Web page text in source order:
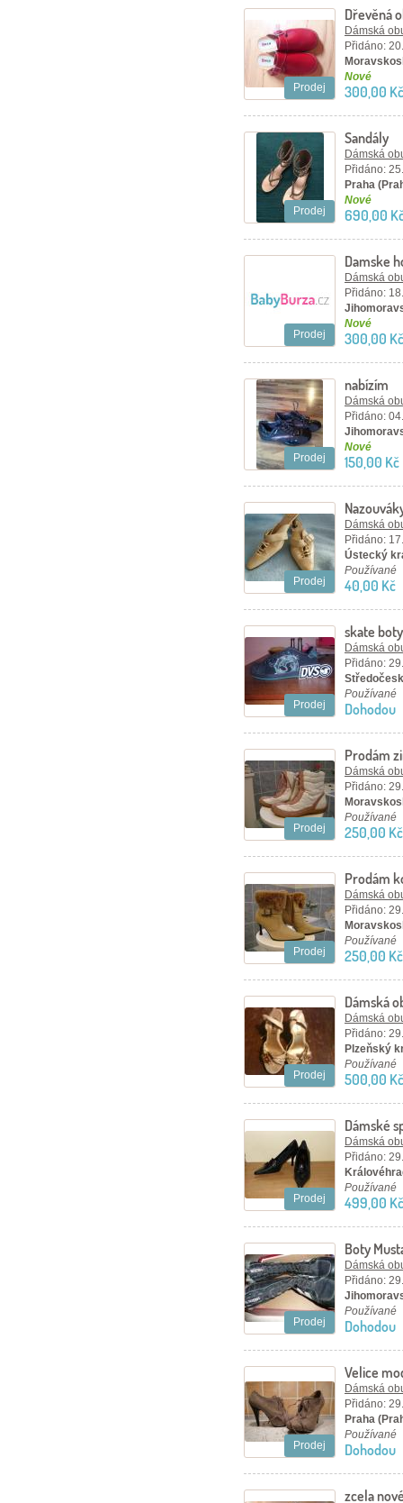
Prodej
Dřevěná
Dámská
Přidáno:
Nové
300,00
Prodej
Sandály
Dámská
Přidáno:
Praha
Nové
690,00
Prodej
Damske
Dámská
Přidáno:
Nové
300,00 Kč
Prodej
nabízím
Dámská
Přidáno:
Nové
150,00 Kč
Prodej
Dámská
Přidáno:
Ústecký
Používané
40,00 Kč
Prodej
skate
Dámská
Přidáno:
Používané
Dohodou
Prodej
Prodám
Dámská
Přidáno:
Používané
250,00 Kč
Prodej
Prodám
Dámská
Přidáno:
Používané
250,00 Kč
Prodej
Dámská
Dámská
Přidáno:
Plzeňský
Používané
500,00 Kč
Prodej
Dámské
Dámská
Přidáno:
Používané
499,00 Kč
Prodej
Boty
Dámská
Přidáno:
Používané
Dohodou
Prodej
Velice
Dámská
Přidáno:
Praha
Používané
Dohodou
zcela